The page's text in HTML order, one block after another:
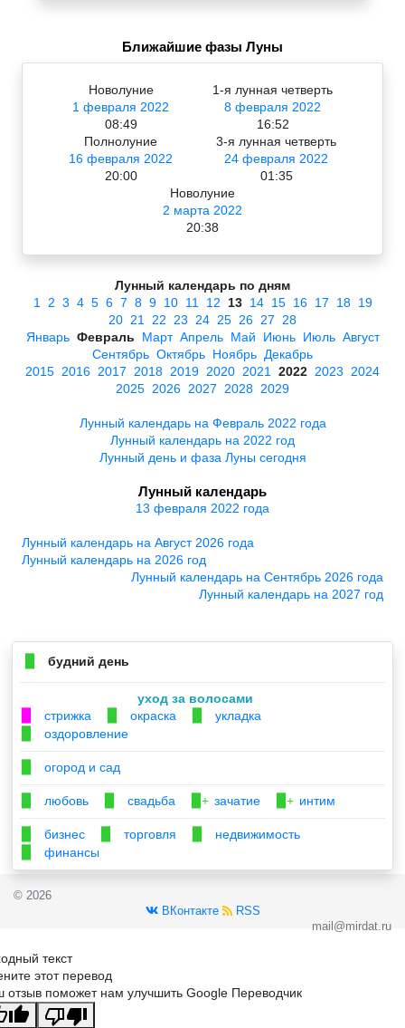
Ближайшие фазы Луны
Новолуние
1 февраля 2022
08:49
1-я лунная четверть
8 февраля 2022
16:52
Полнолуние
16 февраля 2022
20:00
3-я лунная четверть
24 февраля 2022
01:35
Новолуние
2 марта 2022
20:38
Лунный календарь по дням
1
2 3 4 5 6 7 8 9 10 11 12 13 14 15 16 17 18 19
20 21 22 23 24 25 26 27
28
Январь Февраль Март Апрель Май Июнь Июль Август
Сентябрь Октябрь Ноябрь Декабрь
2015 2016 2017 2018 2019 2020 2021 2022 2023
2024
2025 2026 2027 2028 2029
Лунный календарь на Февраль 2022 года
Лунный календарь на 2022 год
Лунный день и фаза Луны сегодня
Лунный календарь
13 февраля 2022 года
Лунный календарь на Август 2026 года
Лунный календарь на 2026 год
Лунный календарь на Сентябрь 2026 года
Лунный календарь на 2027 год
будний день
уход за волосами
стрижка окраска укладка
оздоровление
огород и сад
любовь свадьба ▉+ зачатие ▉+ интим
бизнес торговля недвижимость
финансы
© 2026
ВКонтакте
RSS
mail@mirdat.ru
текст
этот перевод
отзыв поможет нам улучшить Google Переводчик